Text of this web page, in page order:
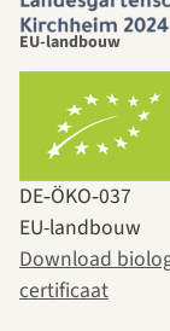
EU-landbouw
DE‑ÖKO‑037
EU-landbouw
Download
certificaat